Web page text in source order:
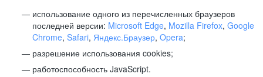
использование одного из перечисленных браузеров
последней версии: Microsoft Edge, Mozilla Firefox, Google
Chrome, Safari, Яндекс.Браузер, Opera;
разрешение использования cookies;
работоспособность JavaScript.